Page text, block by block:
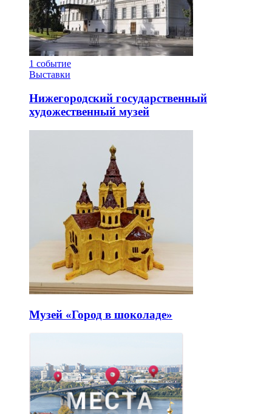
1 событие
Выставки
Нижегородский государственный
художественный музей
Музей «Город в шоколаде»